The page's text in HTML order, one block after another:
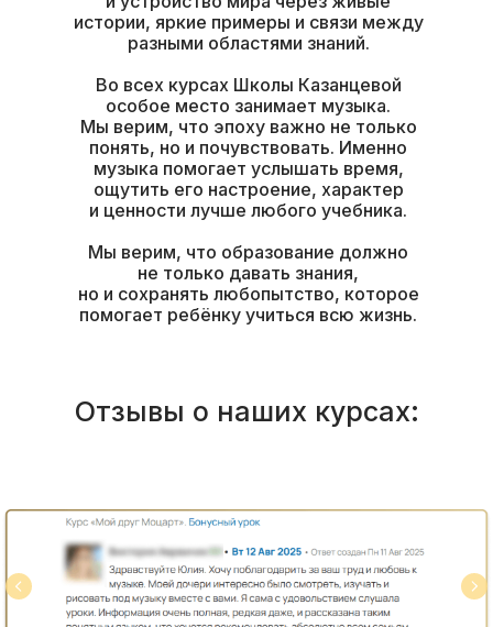
истории, яркие примеры и связи между
разными областями знаний.
Во всех курсах Школы Казанцевой
особое место занимает музыка.
Мы верим, что эпоху важно не только
понять, но и почувствовать. Именно
музыка помогает услышать время,
ощутить его настроение, характер
и ценности лучше любого учебника.
Мы верим, что образование должно
не только давать знания,
но и сохранять любопытство, которое
помогает ребёнку учиться всю жизнь.
Отзывы о наших курсах: